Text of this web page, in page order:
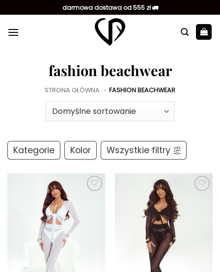
do
zawartości
darmowa dostawa od 555 zł 🚛
fashion beachwear
STRONA GŁÓWNA » FASHION BEACHWEAR
Kategorie Kolor Wszystkie filtry
ulubionych
ulubionych